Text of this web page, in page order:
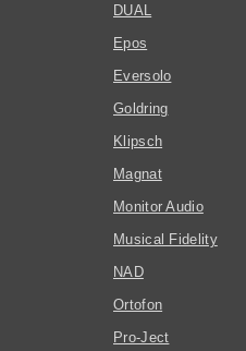
DUAL
Epos
Eversolo
Goldring
Klipsch
Magnat
Monitor Audio
Musical Fidelity
NAD
Ortofon
Pro-Ject